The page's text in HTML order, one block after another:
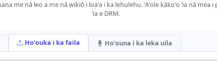
me nā leo a me nā wikiō i loaʻa i ka lehulehu. ʻAʻole kākoʻo ʻia nā mea i
ʻia e DRM.
Hoʻouka i ka faila Hoʻouna i ka leka uila